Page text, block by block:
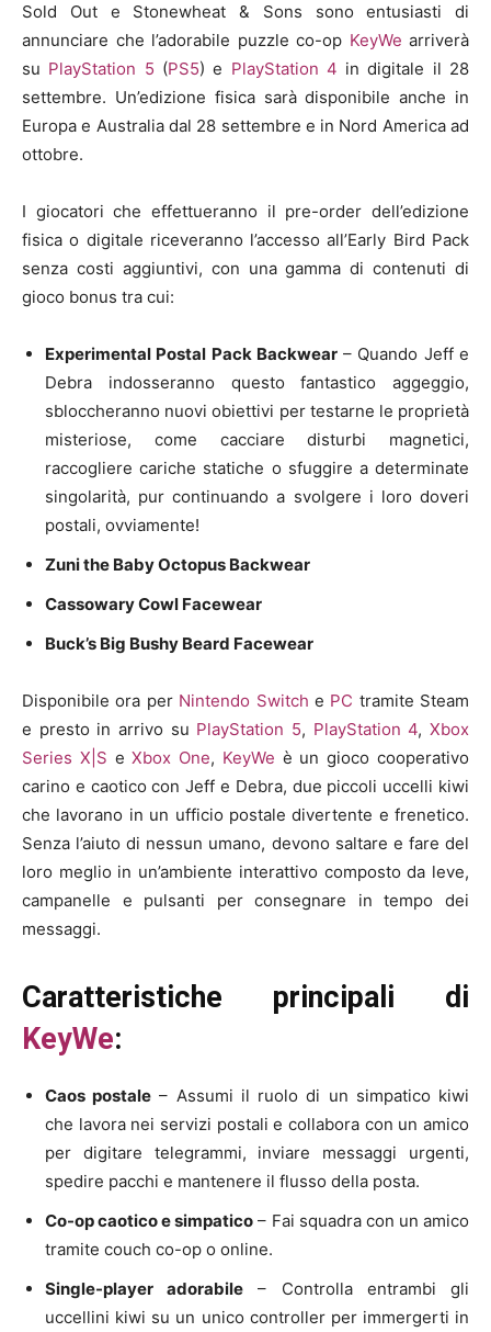
Sold Out e Stonewheat & Sons sono entusiasti di
annunciare che l’adorabile puzzle co-op KeyWe arriverà
su PlayStation 5 (PS5) e PlayStation 4 in digitale il 28
settembre. Un’edizione fisica sarà disponibile anche in
Europa e Australia dal 28 settembre e in Nord America ad
ottobre.
I giocatori che effettueranno il pre-order dell’edizione
fisica o digitale riceveranno l’accesso all’Early Bird Pack
senza costi aggiuntivi, con una gamma di contenuti di
gioco bonus tra cui:
Experimental Postal Pack Backwear– Quando Jeff e
Debra indosseranno questo fantastico aggeggio,
sbloccheranno nuovi obiettivi per testarne le proprietà
misteriose, come cacciare disturbi magnetici,
raccogliere cariche statiche o sfuggire a determinate
singolarità, pur continuando a svolgere i loro doveri
postali, ovviamente!
Zuni the Baby Octopus Backwear
Cassowary Cowl Facewear
Buck’s Big Bushy Beard Facewear
Disponibile ora per Nintendo Switch e PC tramite Steam
e presto in arrivo su PlayStation 5, PlayStation 4,Xbox
Series X|S eXbox One, KeyWe è un gioco cooperativo
carino e caotico con Jeff e Debra, due piccoli uccelli kiwi
che lavorano in un ufficio postale divertente e frenetico.
Senza l’aiuto di nessun umano, devono saltare e fare del
loro meglio in un’ambiente interattivo composto da leve,
campanelle e pulsanti per consegnare in tempo dei
messaggi.
Caratteristiche principali di
KeyWe:
Caos postale – Assumi il ruolo di un simpatico kiwi
che lavora nei servizi postali e collabora con un amico
per digitare telegrammi, inviare messaggi urgenti,
spedire pacchi e mantenere il flusso della posta.
Co-op caotico e simpatico – Fai squadra con un amico
tramite couch co-op o online.
Single-player adorabile – Controlla entrambi gli
uccellini kiwi su un unico controller per immergerti in